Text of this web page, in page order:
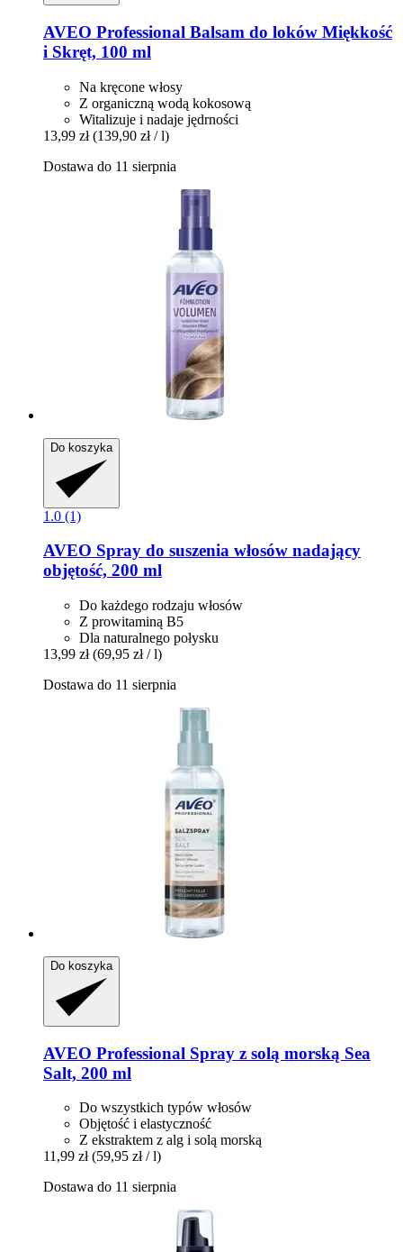
AVEO Professional Balsam do loków Miękkość
i Skręt, 100 ml
Na kręcone włosy
Z organiczną wodą kokosową
Witalizuje i nadaje jędrności
13,99 zł (139,90 zł / l)
Dostawa do 11 sierpnia
Do koszyka
1.0 (1)
AVEO Spray do suszenia włosów nadający
objętość, 200 ml
Do każdego rodzaju włosów
Z prowitaminą B5
Dla naturalnego połysku
13,99 zł (69,95 zł / l)
Dostawa do 11 sierpnia
Do koszyka
AVEO Professional Spray z solą morską Sea
Salt, 200 ml
Do wszystkich typów włosów
Objętość i elastyczność
Z ekstraktem z alg i solą morską
11,99 zł (59,95 zł / l)
Dostawa do 11 sierpnia